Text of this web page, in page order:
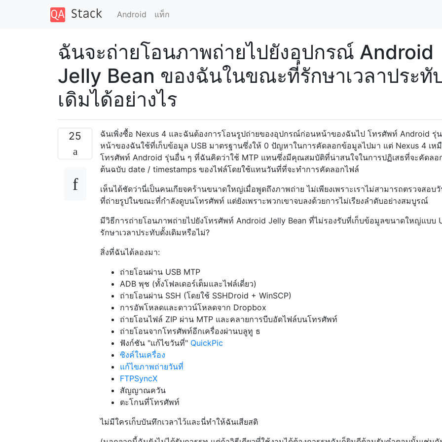
Android แท็ก
ฉันจะถ่ายโอนภาพถ่ายไปยังอุปกรณ์ Android
Jelly Bean ของฉันในขณะที่รักษาเวลาประทั
เดิมได้อย่างไร
25
ฉันเพิ่งซื้อ Nexus 4 และฉันต้องการโอนรูปถ่ายของอุปกรณ์ก่อนหน้าของฉันไป โทรศัพท์ Android รุ่
หน้าของฉันใช้ที่เก็บข้อมูล USB มาตรฐานซึ่งให้ 0 ปัญหาในการคัดลอกข้อมูลไปมา แต่ Nexus 4 เห
โทรศัพท์ Android รุ่นอื่น ๆ ที่ฉันคิดว่าใช้ MTP แทนซึ่งมีคุณสมบัติที่น่าสนใจในการปฏิเสธที่จะคัดลอ
ต้นฉบับ date / timestamps ของไฟล์โดยใช้แทนวันที่ที่จะทำการคัดลอกไฟล์
เห็นได้ชัดว่านี่เป็นคนเกียจคร้านขนาดใหญ่เมื่อพูดถึงภาพถ่าย ไม่เพียงเพราะเราไม่สามารถตรวจสอบ
ที่ถ่ายรูปในขณะที่กำลังดูบนโทรศัพท์ แต่ยังเพราะพวกเขาจบลงด้วยการไม่เรียงลำดับอย่างสมบูรณ์
มีวิธีการถ่ายโอนภาพถ่ายไปยังโทรศัพท์ Android Jelly Bean ที่ไม่รองรับที่เก็บข้อมูลขนาดใหญ่แบบ
รักษาเวลาประทับดั้งเดิมหรือไม่?
สิ่งที่ฉันได้ลองมา:
ถ่ายโอนผ่าน USB MTP
ADB พุช (ทั้งโฟลเดอร์เต็มและไฟล์เดี่ยว)
ถ่ายโอนผ่าน SSH (โดยใช้ SSHDroid + WinSCP)
การอัพโหลดและดาวน์โหลดจาก Dropbox
ถ่ายโอนไฟล์ ZIP ผ่าน MTP และคลายการบีบอัดไฟล์บนโทรศัพท์
ถ่ายโอนจากโทรศัพท์อีกเครื่องผ่านบลูทู ธ
ฟังก์ชัน "แก้ไขวันที่" QuickPic
ซิงค์ในเครื่อง
แก้ไขภาพถ่ายวันที่
FTPSyncX
สัญญาณควัน
ตะโกนที่โทรศัพท์
ไม่มีใครเก็บบันทึกเวลาไว้และนี่ทำให้ฉันเสียสติ